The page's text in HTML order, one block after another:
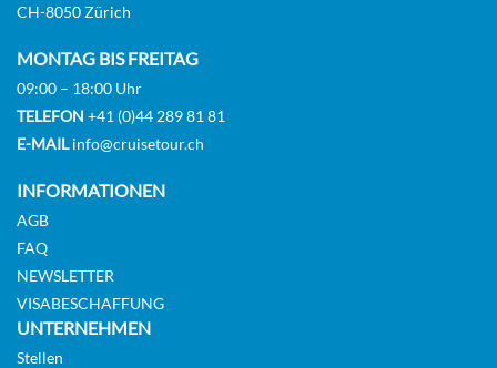
CH-8050 Zürich
MONTAG BIS FREITAG
09:00 – 18:00 Uhr
TELEFON +41 (0)44 289 81 81
E-MAILinfo@cruisetour.ch
INFORMATIONEN
AGB
FAQ
NEWSLETTER
VISABESCHAFFUNG
UNTERNEHMEN
Stellen